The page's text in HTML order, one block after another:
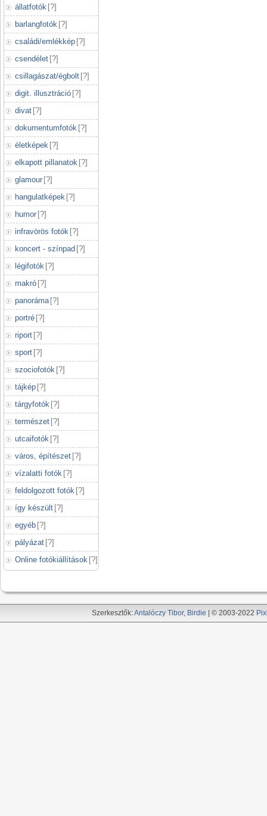
állatfotók [?]
barlangfotók [?]
családi/emlékkép [?]
csendélet [?]
csillagászat/égbolt [?]
digit. illusztráció [?]
divat [?]
dokumentumfotók [?]
életképek [?]
elkapott pillanatok [?]
glamour [?]
hangulatképek [?]
humor [?]
infravörös fotók [?]
koncert - színpad [?]
légifotók [?]
makró [?]
panoráma [?]
portré [?]
riport [?]
sport [?]
szociofotók [?]
tájkép [?]
tárgyfotók [?]
természet [?]
utcaifotók [?]
város, építészet [?]
vízalatti fotók [?]
feldolgozott fotók [?]
így készült [?]
egyéb [?]
pályázat [?]
Online fotókiállítások [?]
Szerkesztők:Antalóczy Tibor, Birdie | © 2003-2022